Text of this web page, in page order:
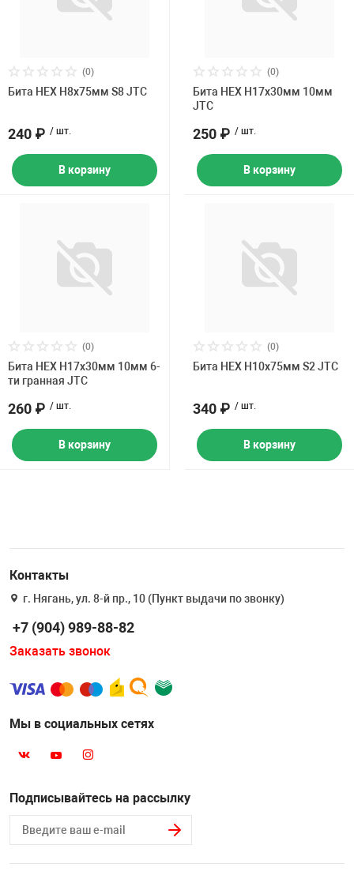
(0)
Бита HEX H8х75мм S8 JTC
240 ₽ / шт.
В корзину
(0)
Бита HEX H17х30мм 10мм
JTC
250 ₽ / шт.
В корзину
(0)
Бита HEX H17х30мм 10мм 6-
ти гранная JTC
260 ₽ / шт.
В корзину
(0)
Бита HEX H10х75мм S2 JTC
340 ₽ / шт.
В корзину
Контакты
г. Нягань, ул. 8-й пр., 10 (Пункт выдачи по звонку)
+7 (904) 989-88-82
Заказать звонок
Мы в социальных сетях
Подписывайтесь на рассылку